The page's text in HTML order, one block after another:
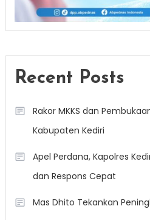
Recent Posts
Rakor MKKS dan
Kabupaten Kediri
Apel Perdana, Kapolres
dan Respons Cepat
Mas Dhito Tekankan